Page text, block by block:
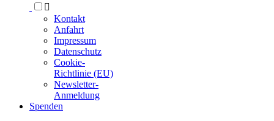

Kontakt
Anfahrt
Impressum
Datenschutz
Cookie-
Richtlinie (EU)
Newsletter-
Anmeldung
Spenden